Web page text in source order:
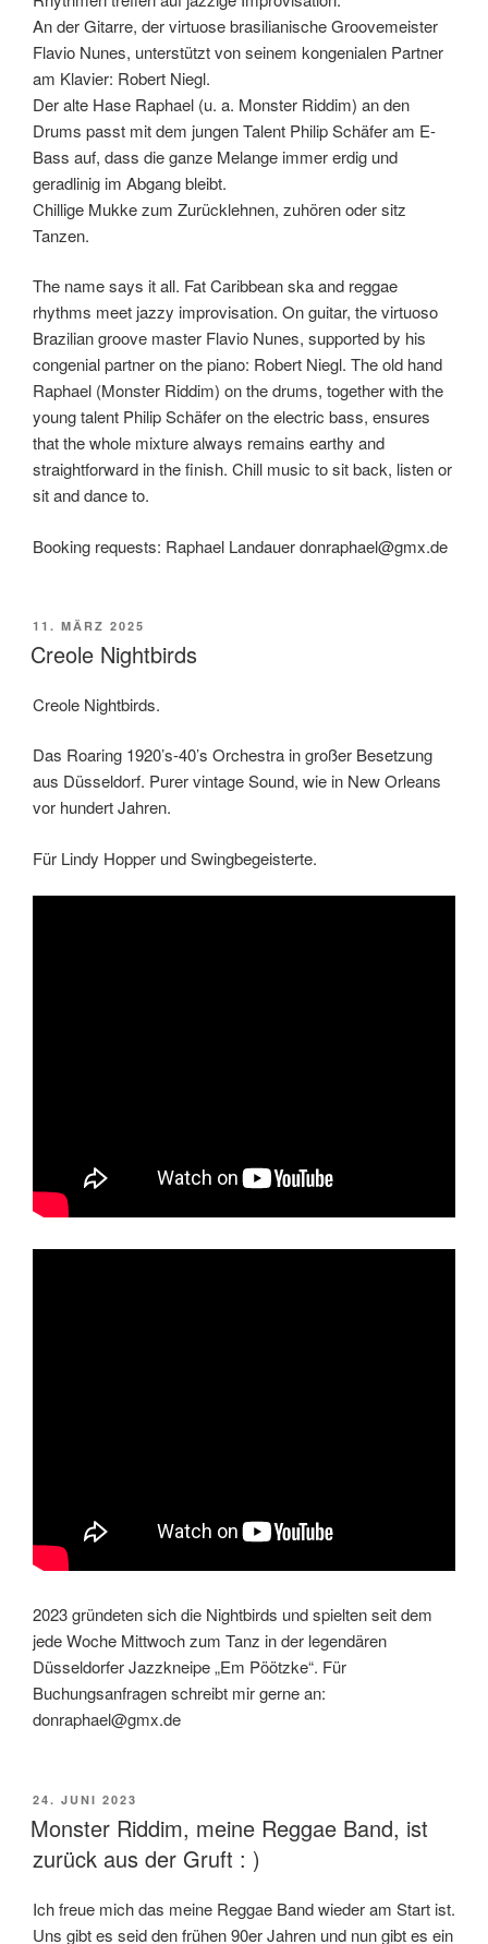
An der Gitarre, der virtuose brasilianische Groovemeister
Flavio Nunes, unterstützt von seinem kongenialen Partner
am Klavier: Robert Niegl.
Der alte Hase Raphael (u. a. Monster Riddim) an den
Drums passt mit dem jungen Talent Philip Schäfer am E-
Bass auf, dass die ganze Melange immer erdig und
geradlinig im Abgang bleibt.
Chillige Mukke zum Zurücklehnen, zuhören oder sitz
Tanzen.
The name says it all. Fat Caribbean ska and reggae
rhythms meet jazzy improvisation. On guitar, the virtuoso
Brazilian groove master Flavio Nunes, supported by his
congenial partner on the piano: Robert Niegl. The old hand
Raphael (Monster Riddim) on the drums, together with the
young talent Philip Schäfer on the electric bass, ensures
that the whole mixture always remains earthy and
straightforward in the finish. Chill music to sit back, listen or
sit and dance to.
Booking requests: Raphael Landauer donraphael@gmx.de
VERÖFFENTLICHT
AM
11. MÄRZ 2025
Creole Nightbirds
Creole Nightbirds.
Das Roaring 1920’s-40’s Orchestra in großer Besetzung
aus Düsseldorf. Purer vintage Sound, wie in New Orleans
vor hundert Jahren.
Für Lindy Hopper und Swingbegeisterte.
2023 gründeten sich die Nightbirds und spielten seit dem
jede Woche Mittwoch zum Tanz in der legendären
Düsseldorfer Jazzkneipe „Em Pöötzke“. Für
Buchungsanfragen schreibt mir gerne an:
donraphael@gmx.de
VERÖFFENTLICHT
AM
24. JUNI 2023
Monster Riddim, meine Reggae Band, ist
zurück aus der Gruft : )
Ich freue mich das meine Reggae Band wieder am Start ist.
Uns gibt es seid den frühen 90er Jahren und nun gibt es ein